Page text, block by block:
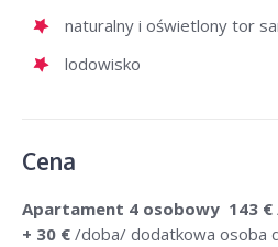
naturalny i oświetlony tor
lodowisko
Cena
Apartament 4 osobowy 143 €
+ 30 € /doba/ dodatkowa osoba